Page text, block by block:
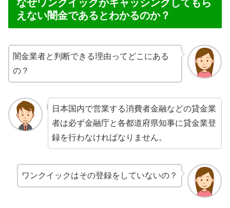
なぜワンクイックがキャッシングしてもら
えない闇金であるとわかるのか？
闇金業者と判断できる理由ってどこにある
の？
日本国内で営業する消費者金融などの貸金業
者は必ず金融庁と各都道府県知事に貸金業登
録を行わなければなりません。
ワンクイックはその登録をしていないの？